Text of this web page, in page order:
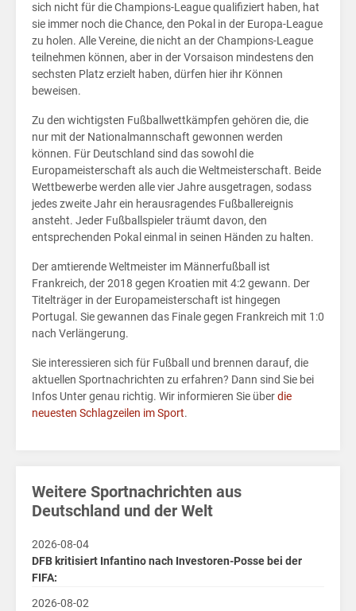
sich nicht für die Champions-League qualifiziert haben, hat
sie immer noch die Chance, den Pokal in der Europa-League
zu holen. Alle Vereine, die nicht an der Champions-League
teilnehmen können, aber in der Vorsaison mindestens den
sechsten Platz erzielt haben, dürfen hier ihr Können
beweisen.
Zu den wichtigsten Fußballwettkämpfen gehören die, die
nur mit der Nationalmannschaft gewonnen werden
können. Für Deutschland sind das sowohl die
Europameisterschaft als auch die Weltmeisterschaft. Beide
Wettbewerbe werden alle vier Jahre ausgetragen, sodass
jedes zweite Jahr ein herausragendes Fußballereignis
ansteht. Jeder Fußballspieler träumt davon, den
entsprechenden Pokal einmal in seinen Händen zu halten.
Der amtierende Weltmeister im Männerfußball ist
Frankreich, der 2018 gegen Kroatien mit 4:2 gewann. Der
Titelträger in der Europameisterschaft ist hingegen
Portugal. Sie gewannen das Finale gegen Frankreich mit 1:0
nach Verlängerung.
Sie interessieren sich für Fußball und brennen darauf, die
aktuellen Sportnachrichten zu erfahren? Dann sind Sie bei
Infos Unter genau richtig. Wir informieren Sie überdie
neuesten Schlagzeilen im Sport.
Weitere Sportnachrichten aus
Deutschland und der Welt
2026-08-04
DFB kritisiert Infantino nach Investoren-Posse bei der
FIFA:
2026-08-02